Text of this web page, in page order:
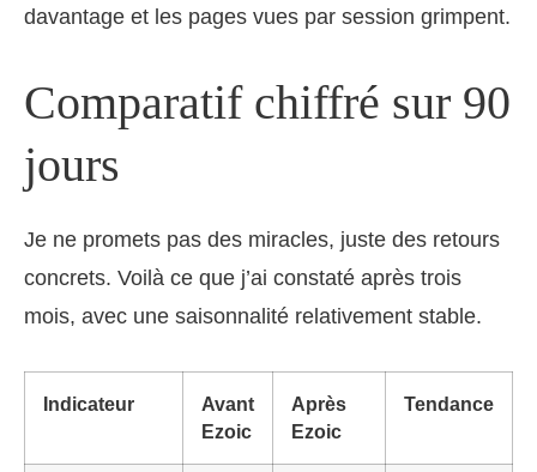
davantage et les pages vues par session grimpent.
Comparatif chiffré sur 90
jours
Je ne promets pas des miracles, juste des retours
concrets. Voilà ce que j’ai constaté après trois
mois, avec une saisonnalité relativement stable.
Indicateur
Avant
Ezoic
Après
Ezoic
Tendance